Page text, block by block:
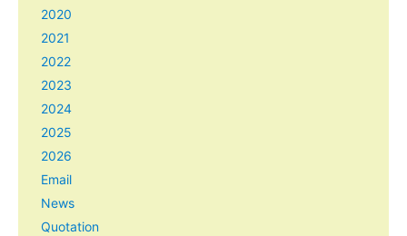
2020
2021
2022
2023
2024
2025
2026
Email
News
Quotation